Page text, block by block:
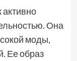
Она
моды,
Ее образ